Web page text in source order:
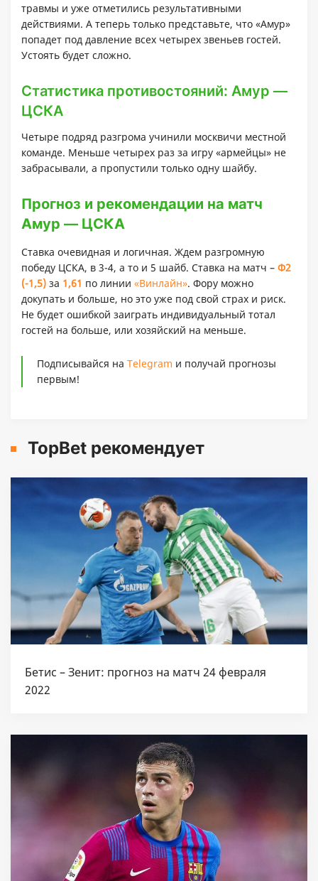
травмы и уже отметились результативными
действиями. А теперь только представьте, что «Амур»
попадет под давление всех четырех звеньев гостей.
Устоять будет сложно.
Статистика противостояний: Амур —
ЦСКА
Четыре подряд разгрома учинили москвичи местной
команде. Меньше четырех раз за игру «армейцы» не
забрасывали, а пропустили только одну шайбу.
Прогноз и рекомендации на матч
Амур — ЦСКА
Ставка очевидная и логичная. Ждем разгромную
победу ЦСКА, в 3-4, а то и 5 шайб. Ставка на матч – Ф2
(-1,5) за 1,61 по линии «Винлайн». Фору можно
докупать и больше, но это уже под свой страх и риск.
Не будет ошибкой заиграть индивидуальный тотал
гостей на больше, или хозяйский на меньше.
Подписывайся на Telegram и получай прогнозы
первым!
TopBet рекомендует
Бетис – Зенит: прогноз на матч 24 февраля
2022